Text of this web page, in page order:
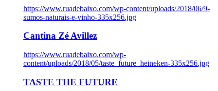
https://www.ruadebaixo.com/wp-content/uploads/2018/06/9-
sumos-naturais-e-vinho-335x256.jpg
Cantina Zé Avillez
https://www.ruadebaixo.com/wp-
content/uploads/2018/05/taste_future_heineken-335x256.jpg
TASTE THE FUTURE